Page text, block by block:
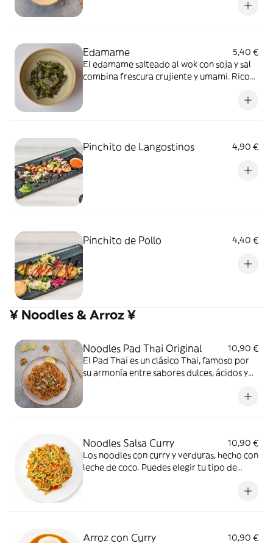
baja en calorías, es una opción saludable y
Edamame
5,40 €
El edamame salteado al wok con soja y sal
combina frescura crujiente y umami. Rico
y minerales, es una opción ligera y nutritiva.
Pinchito de Langostinos 4,90 €
Pinchito de Pollo 4,40 €
¥ Noodles & Arroz ¥
Noodles Pad Thai Original
10,90 €
El Pad Thai es un clásico Thai, famoso por
su armonía entre sabores dulces, ácidos y
Noodles Salsa Curry
10,90 €
Los noodles con curry y verduras, hecho con
leche de coco. Puedes elegir tu tipo de
prefieras, todo combinado con crujientes
Arroz con Curry 10,90 €